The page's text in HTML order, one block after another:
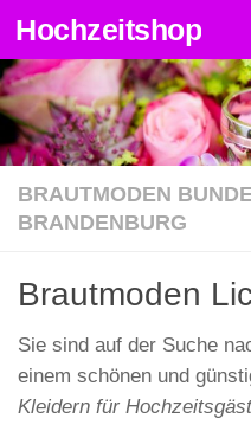
Zum Inhalt
Hochzeitshop
BRAUTMODEN
BRANDENBURG
Brautmoden
Sie sind auf der Suche
einem schönen und
Kleidern für